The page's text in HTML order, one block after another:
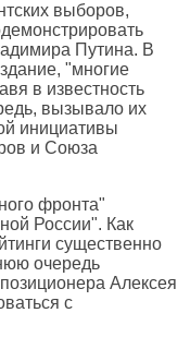
выборов,
Путина. В
"многие
в известность
вызывало их
инициативы
и Союза
фронта"
России". Как
существенно
очередь
Алексея
с